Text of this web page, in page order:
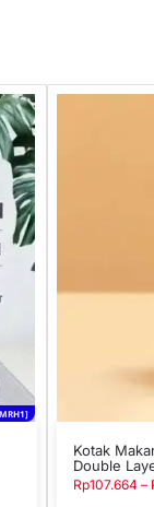
Kotak
Double
Rp107.664 –